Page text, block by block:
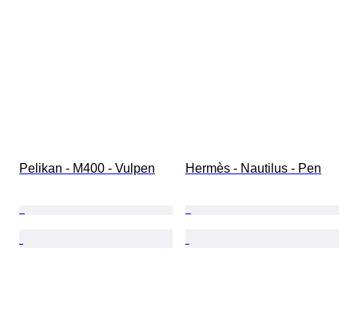
Pelikan - M400 - Vulpen Hermès - Nautilus - Pen